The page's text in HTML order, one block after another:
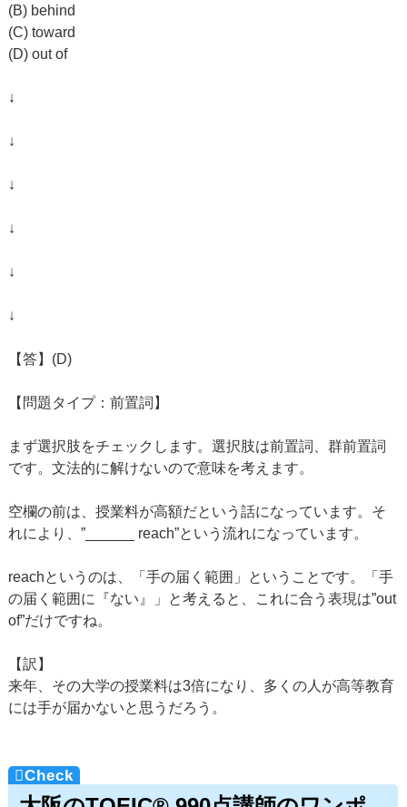
(B) behind
(C) toward
(D) out of
↓
↓
↓
↓
↓
↓
【答】(D)
【問題タイプ：前置詞】
まず選択肢をチェックします。選択肢は前置詞、群前置詞
です。文法的に解けないので意味を考えます。
空欄の前は、授業料が高額だという話になっています。そ
れにより、”______ reach”という流れになっています。
reachというのは、「手の届く範囲」ということです。「手
の届く範囲に『ない』」と考えると、これに合う表現は”out
of”だけですね。
【訳】
来年、その大学の授業料は3倍になり、多くの人が高等教育
には手が届かないと思うだろう。